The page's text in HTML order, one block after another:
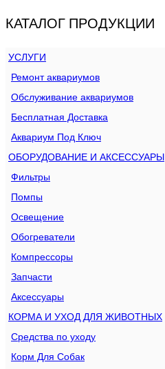
КАТАЛОГ ПРОДУКЦИИ
УСЛУГИ
Ремонт аквариумов
Обслуживание аквариумов
Бесплатная Доставка
Аквариум Под Ключ
ОБОРУДОВАНИЕ И АКСЕССУАРЫ
Фильтры
Помпы
Освещение
Обогреватели
Компрессоры
Запчасти
Аксессуары
КОРМА И УХОД ДЛЯ ЖИВОТНЫХ
Средства по уходу
Корм Для Собак